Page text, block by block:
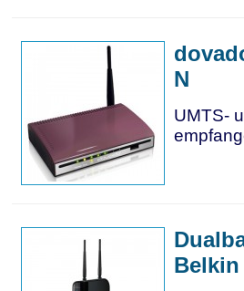
N
UMTS-
Belkin